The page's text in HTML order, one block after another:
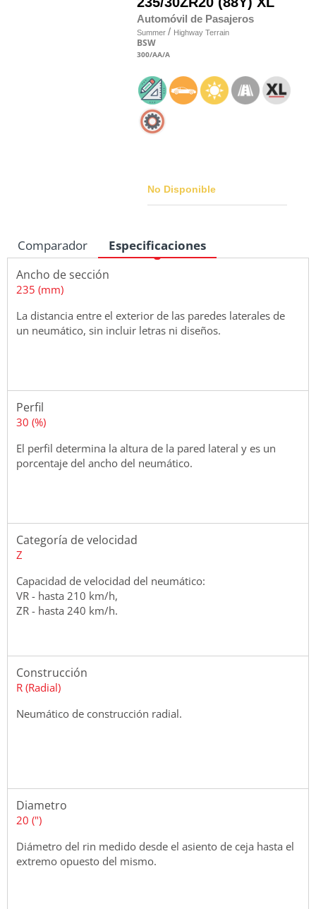
Automóvil de Pasajeros
Summer / Highway Terrain
BSW
300/AA/A
No Disponible
Medidas
Comparador Especificaciones
Ancho de sección
235 (mm)
La distancia entre el exterior de las paredes laterales de
un neumático, sin incluir letras ni diseños.
Perfil
30 (%)
El perfil determina la altura de la pared lateral y es un
porcentaje del ancho del neumático.
Categoría de velocidad
Z
Capacidad de velocidad del neumático:
VR - hasta 210 km/h,
ZR - hasta 240 km/h.
Construcción
R (Radial)
Neumático de construcción radial.
Diametro
20 (")
Diámetro del rin medido desde el asiento de ceja hasta el
extremo opuesto del mismo.